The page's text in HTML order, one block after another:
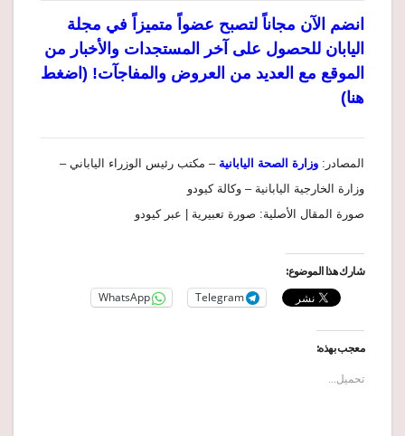
انضم الآن مجاناً لتصبح عضواً متميزاً في مجلة
اليابان للحصول على آخر المستجدات والأخبار من
الموقع مع العديد من العروض والمفاجآت! (اضغط
هنا)
المصادر: وزارة الصحة اليابانية – مكتب رئيس الوزراء الياباني –
وزارة الخارجية اليابانية – وكالة كيودو
صورة المقال الأصلية: صورة تعبيرية | عبر كيودو
شارك هذا الموضوع:
Telegram
WhatsApp
معجب بهذه:
تحميل...